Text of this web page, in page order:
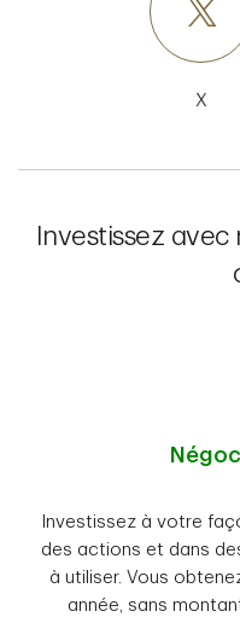
X
Investissez
Investissez à votre
des actions et dans
à utiliser. Vous
année, sans